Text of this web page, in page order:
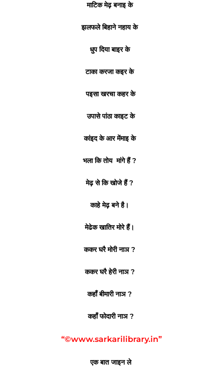
माटिक मेढ़ बनाइ के
झलफले बिहाने नहाय के
धुप दिया बाइर के
टाका करजा कइर के
पइसा खरचा कहर के
उपासे पांठा काइट के
कांइद के आर मेंमाइ के
भला कि तोय मांगे हैं ?
मेढ़ से कि खोजे हैं ?
काहे मेढ़ बने है।
मेढेक खातिर मोरे हैं।
ककर घरै मोरी नाञ ?
ककर घरै हेरी नाञ ?
कहाँ बीमारी नाञ ?
कहाँ फोदारी नाञ ?
“©www.sarkarilibrary.in”
एक बात जाइन ले